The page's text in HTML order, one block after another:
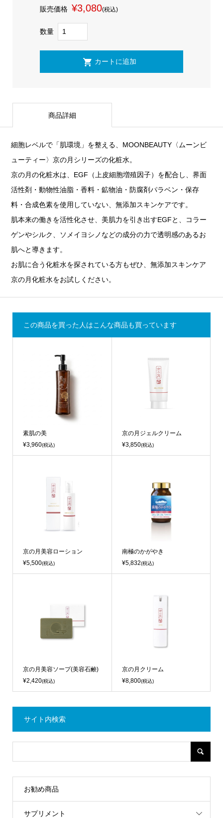
販売価格 ¥3,080(税込)
数量
商品詳細
細胞レベルで「肌環境」を整える、MOONBEAUTY〈ムーンビ
ューティー〉京の月シリーズの化粧水。
京の月の化粧水は、EGF（上皮細胞増殖因子）を配合し、界面
活性剤・動物性油脂・香料・鉱物油・防腐剤パラベン・保存
料・合成色素を使用していない、無添加スキンケアです。
肌本来の働きを活性化させ、美肌力を引き出すEGFと、コラー
ゲンやシルク、ソメイヨシノなどの成分の力で透明感のあるお
肌へと導きます。
お肌に合う化粧水を探されている方もぜひ、無添加スキンケア
京の月化粧水をお試しください。
この商品を買った人はこんな商品も買っています
素肌の美
¥3,960(税込)
京の月ジェルクリーム
¥3,850(税込)
京の月美容ローション
¥5,500(税込)
南極のかがやき
¥5,832(税込)
京の月美容ソープ(美容石鹸)
¥2,420(税込)
京の月クリーム
¥8,800(税込)
サイト内検索
お勧め商品
サプリメント